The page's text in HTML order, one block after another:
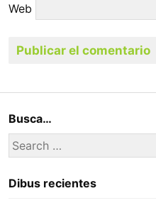
Web
Busca…
Search
for:
Dibus recientes